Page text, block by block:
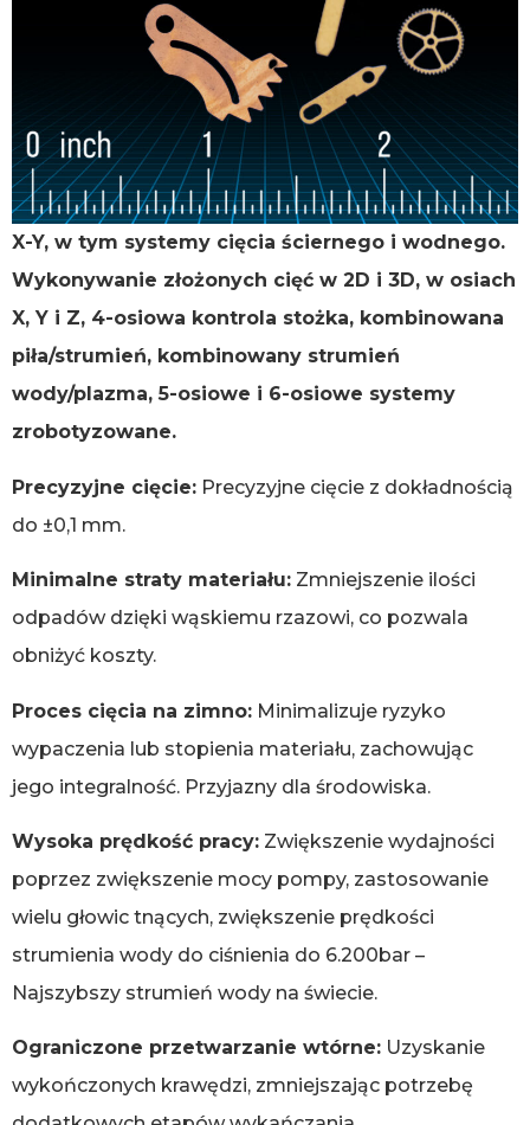
X-Y, w tym systemy cięcia ściernego i wodnego.
Wykonywanie złożonych cięć w 2D i 3D, w osiach
X, Y i Z, 4-osiowa kontrola stożka, kombinowana
piła/strumień, kombinowany strumień
wody/plazma, 5-osiowe i 6-osiowe systemy
zrobotyzowane.
Precyzyjne cięcie: Precyzyjne cięcie z dokładnością
do ±0,1 mm.
Minimalne straty materiału: Zmniejszenie ilości
odpadów dzięki wąskiemu rzazowi, co pozwala
obniżyć koszty.
Proces cięcia na zimno: Minimalizuje ryzyko
wypaczenia lub stopienia materiału, zachowując
jego integralność. Przyjazny dla środowiska.
Wysoka prędkość pracy: Zwiększenie wydajności
poprzez zwiększenie mocy pompy, zastosowanie
wielu głowic tnących, zwiększenie prędkości
strumienia wody do ciśnienia do 6.200bar –
Najszybszy strumień wody na świecie.
Ograniczone przetwarzanie wtórne: Uzyskanie
wykończonych krawędzi, zmniejszając potrzebę